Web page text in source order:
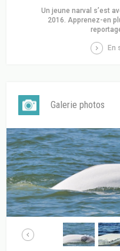
Un jeune narval s’est
2016. Apprenez-en
En
Galerie photos